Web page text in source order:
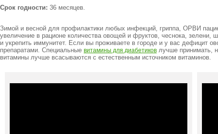
Срок годности: 36 месяцев.
Зимой и весной для профилактики любых инфекций, гриппа, ОРВИ
увеличение в рационе количества овощей и фруктов, чеснока, зелени,
и укрепить иммунитет. Если вы проживаете в городе и у вас дефицит
препаратами. Специальные витамины для диабетиков лучше принимать,
витамины лучше всасываются с естественным источником витаминов.